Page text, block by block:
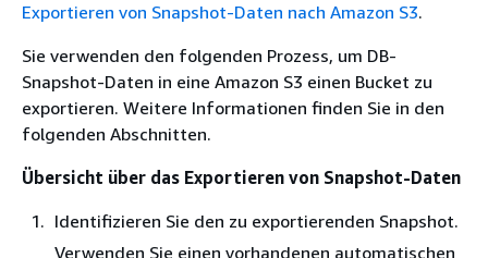
Exportieren von Snapshot-Daten nach Amazon S3.
Sie verwenden den folgenden Prozess, um DB-
Snapshot-Daten in eine Amazon S3 einen Bucket zu
exportieren. Weitere Informationen finden Sie in den
folgenden Abschnitten.
Übersicht über das Exportieren von Snapshot-Daten
Identifizieren Sie den zu exportierenden Snapshot.
Verwenden Sie einen vorhandenen automatischen